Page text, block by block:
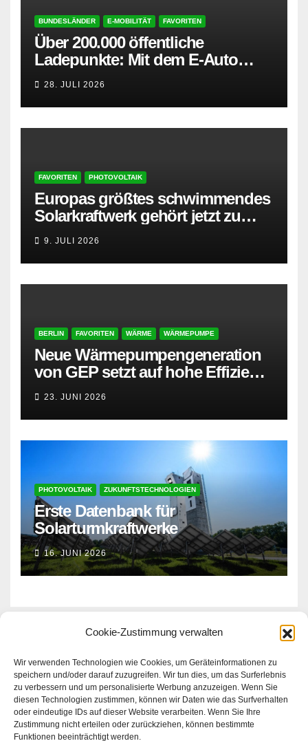
Cookie-Zustimmung verwalten
Wir verwenden Technologien wie Cookies, um Geräteinformationen zu
speichern und/oder darauf zuzugreifen. Wir tun dies, um das Surferlebnis
zu verbessern und um personalisierte Werbung anzuzeigen. Wenn Sie
diesen Technologien zustimmen, können wir Daten wie das Surfverhalten
oder eindeutige IDs auf dieser Website verarbeiten. Wenn Sie Ihre
Zustimmung nicht erteilen oder zurückziehen, können bestimmte
Funktionen beeinträchtigt werden.
BUNDESLÄNDER E-MOBILITÄT FAVORITEN
Über 200.000 öffentliche
Ladepunkte: Mit dem E-Auto
entspannt in den Sommerurlaub
28. JULI 2026
FAVORITEN PHOTOVOLTAIK
Europas größtes schwimmendes
Solarkraftwerk gehört jetzt zu
AMPYR
9. JULI 2026
BERLIN FAVORITEN WÄRME WÄRMEPUMPE
Neue Wärmepumpengeneration
von GEP setzt auf hohe Effizienz
und besonders leisen Betrieb
23. JUNI 2026
PHOTOVOLTAIK ZUKUNFTSTECHNOLOGIEN
Erste Datenbank für
Solarturmkraftwerke
16. JUNI 2026
Erneuerbare Zukunft
Magazin
Magazin für Erneuerbares